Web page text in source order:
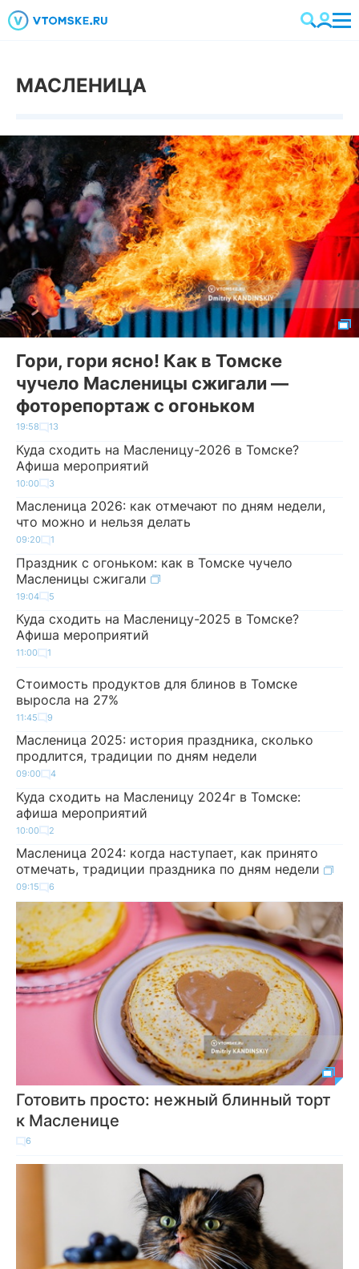
МАСЛЕНИЦА
Гори, гори ясно! Как в Томске
чучело Масленицы сжигали —
фоторепортаж с огоньком
19:58 13
Куда сходить на Масленицу-2026 в Томске?
Афиша мероприятий
10:00 3
Масленица 2026: как отмечают по дням недели,
что можно и нельзя делать
09:20 1
Праздник с огоньком: как в Томске чучело
Масленицы сжигали
19:04 5
Куда сходить на Масленицу-2025 в Томске?
Афиша мероприятий
11:00 1
Стоимость продуктов для блинов в Томске
выросла на 27%
11:45 9
Масленица 2025: история праздника, сколько
продлится, традиции по дням недели
09:00 4
Куда сходить на Масленицу 2024г в Томске:
афиша мероприятий
10:00 2
Масленица 2024: когда наступает, как принято
отмечать, традиции праздника по дням недели
09:15 6
Готовить просто: нежный блинный торт
к Масленице
6